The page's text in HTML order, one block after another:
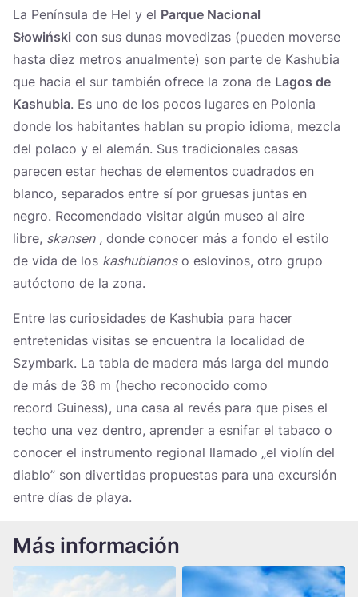
La Península de Hel y el Parque Nacional
Słowiński con sus dunas movedizas (pueden moverse
hasta diez metros anualmente) son parte de Kashubia
que hacia el sur también ofrece la zona de Lagos de
Kashubia. Es uno de los pocos lugares en Polonia
donde los habitantes hablan su propio idioma, mezcla
del polaco y el alemán. Sus tradicionales casas
parecen estar hechas de elementos cuadrados en
blanco, separados entre sí por gruesas juntas en
negro. Recomendado visitar algún museo al aire
libre, skansen , donde conocer más a fondo el estilo
de vida de los kashubianoso eslovinos, otro grupo
autóctono de la zona.
Entre las curiosidades de Kashubia para hacer
entretenidas visitas se encuentra la localidad de
Szymbark. La tabla de madera más larga del mundo
de más de 36 m (hecho reconocido como
record Guiness), una casa al revés para que pises el
techo una vez dentro, aprender a esnifar el tabaco o
conocer el instrumento regional llamado „el violín del
diablo” son divertidas propuestas para una excursión
entre días de playa.
Más información